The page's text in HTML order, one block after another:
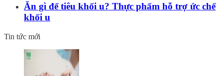
Ăn gì để tiêu khối u? Thực phẩm hỗ trợ ức chế
khối u
Tin tức mới